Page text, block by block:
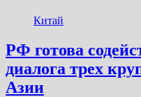
Китай
РФ готова
диалога трех
Азии